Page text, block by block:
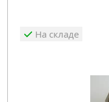
На складе